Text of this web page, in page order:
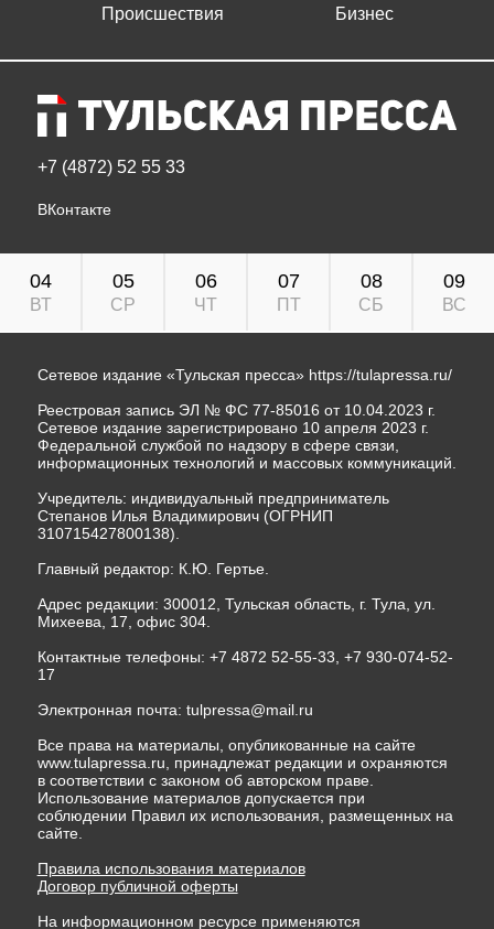
Происшествия
Бизнес
+7 (4872) 52 55 33
ВКонтакте
04
ВТ
05
СР
06
ЧТ
07
ПТ
08
СБ
09
ВС
Сетевое издание «Тульская пресса» https://tulapressa.ru/
Реестровая запись ЭЛ № ФС 77-85016 от 10.04.2023 г.
Сетевое издание зарегистрировано 10 апреля 2023 г.
Федеральной службой по надзору в сфере связи,
информационных технологий и массовых коммуникаций.
Учредитель: индивидуальный предприниматель
Степанов Илья Владимирович (ОГРНИП
310715427800138).
Главный редактор: К.Ю. Гертье.
Адрес редакции: 300012, Тульская область, г. Тула, ул.
Михеева, 17, офис 304.
Контактные телефоны: +7 4872 52-55-33, +7 930-074-52-
17
Электронная почта: tulpressa@mail.ru
Все права на материалы, опубликованные на сайте
www.tulapressa.ru, принадлежат редакции и охраняются
в соответствии с законом об авторском праве.
Использование материалов допускается при
соблюдении Правил их использования, размещенных на
сайте.
Правила использования материалов
Договор публичной оферты
На информационном ресурсе применяются